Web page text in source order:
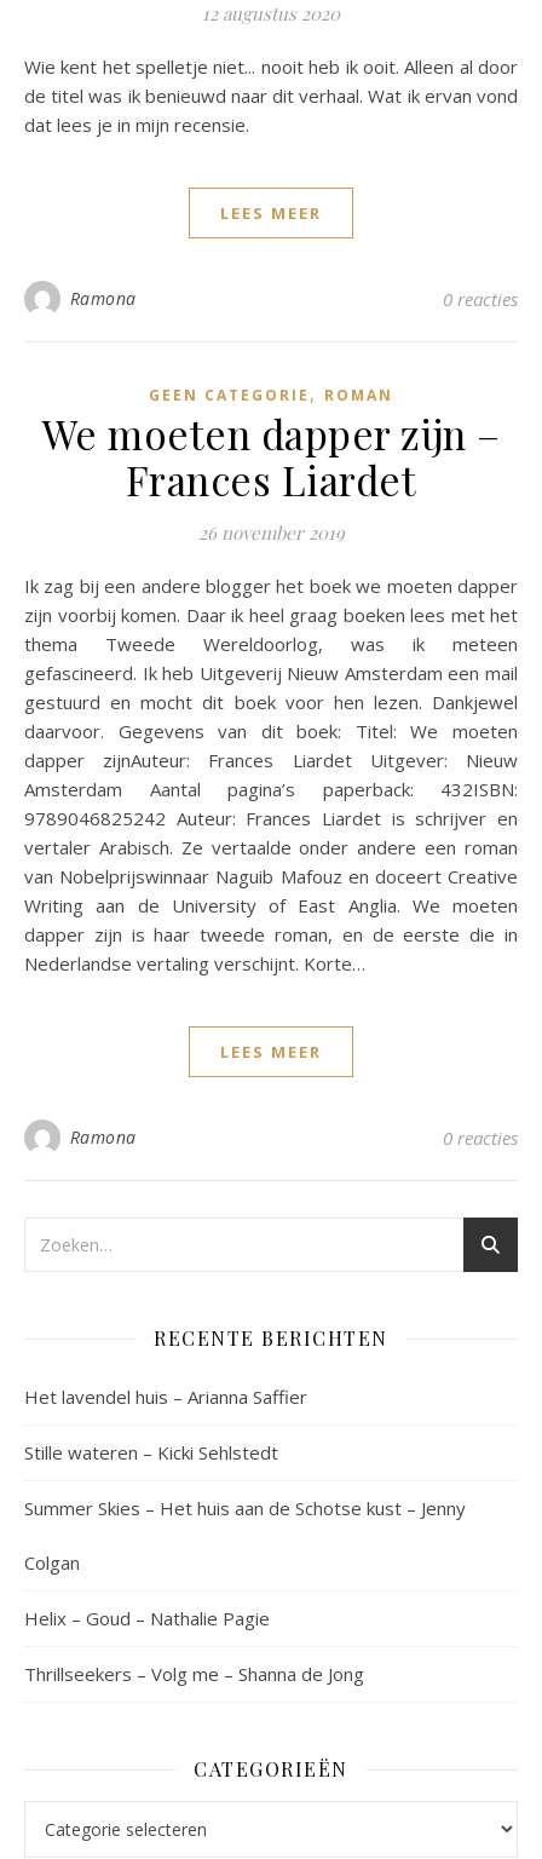
12 augustus 2020
Wie kent het spelletje niet... nooit heb ik ooit. Alleen al door
de titel was ik benieuwd naar dit verhaal. Wat ik ervan vond
dat lees je in mijn recensie.
LEES MEER
Ramona 0 reacties
GEEN CATEGORIE , ROMAN
We moeten dapper zijn –
Frances Liardet
26 november 2019
Ik zag bij een andere blogger het boek we moeten dapper
zijn voorbij komen. Daar ik heel graag boeken lees met het
thema Tweede Wereldoorlog, was ik meteen
gefascineerd. Ik heb Uitgeverij Nieuw Amsterdam een mail
gestuurd en mocht dit boek voor hen lezen. Dankjewel
daarvoor. Gegevens van dit boek: Titel: We moeten
dapper zijnAuteur: Frances Liardet Uitgever: Nieuw
Amsterdam Aantal pagina’s paperback: 432ISBN:
9789046825242 Auteur: Frances Liardet is schrijver en
vertaler Arabisch. Ze vertaalde onder andere een roman
van Nobelprijswinnaar Naguib Mafouz en doceert Creative
Writing aan de University of East Anglia. We moeten
dapper zijn is haar tweede roman, en de eerste die in
Nederlandse vertaling verschijnt. Korte…
LEES MEER
Ramona 0 reacties
RECENTE BERICHTEN
Het lavendel huis – Arianna Saffier
Stille wateren – Kicki Sehlstedt
Summer Skies – Het huis aan de Schotse kust – Jenny
Colgan
Helix – Goud – Nathalie Pagie
Thrillseekers – Volg me – Shanna de Jong
CATEGORIEËN